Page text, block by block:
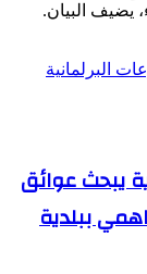
البرلمانية
يبحث عوائق
تساهمي ببلدية